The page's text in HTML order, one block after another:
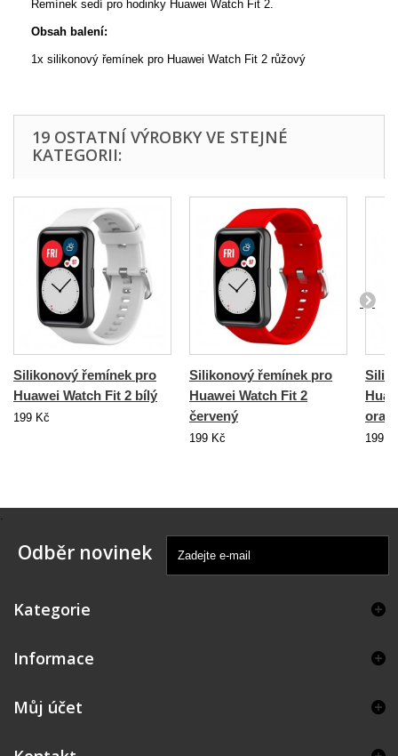
Řemínek sedí pro hodinky Huawei Watch Fit 2.
Obsah balení:
1x silikonový řemínek pro Huawei Watch Fit 2 růžový
19 OSTATNÍ VÝROBKY VE STEJNÉ
KATEGORII:
Silikonový řemínek pro
Huawei Watch Fit 2 bílý
199 Kč
Silikonový řemínek pro
Huawei Watch Fit 2
červený
199 Kč 199
.
Odběr novinek
Kategorie
Informace
Můj účet